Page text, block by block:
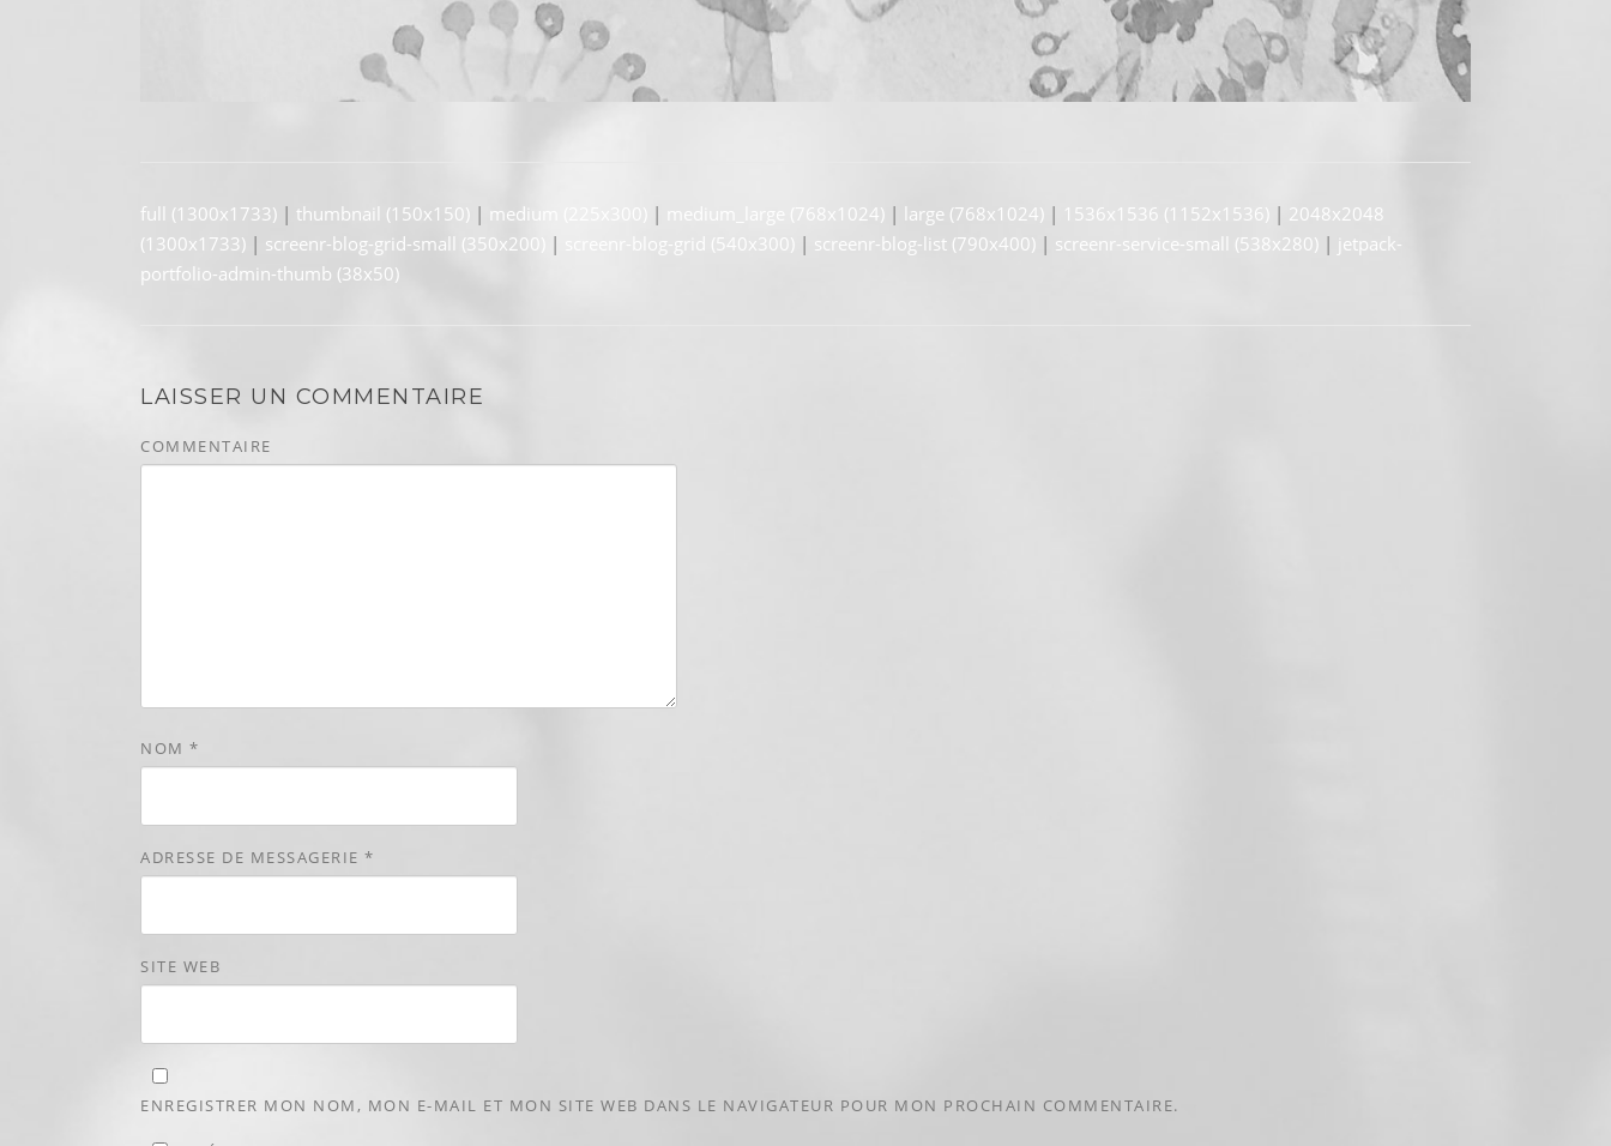
full (1300x1733) | thumbnail (150x150) | medium (225x300) | medium_large (768x1024) | large (768x1024) | 1536x1536 (1152x1536) | 2048x2048
(1300x1733) | screenr-blog-grid-small (350x200) | screenr-blog-grid (540x300) | screenr-blog-list (790x400) | screenr-service-small (538x280) | jetpack-
portfolio-admin-thumb (38x50)
LAISSER UN COMMENTAIRE
COMMENTAIRE
NOM *
ADRESSE DE MESSAGERIE *
SITE WEB
ENREGISTRER MON NOM, MON E-MAIL ET MON SITE WEB DANS LE NAVIGATEUR POUR MON PROCHAIN COMMENTAIRE.